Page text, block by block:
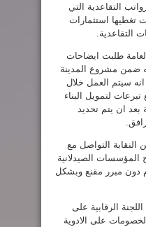
ان الرواتب التقاعدية التي
تغطيها استثمارات
التقاعدية.
طلبت ايضاحات
ضمن مشروع المدينة
انه سيتم العمل خلال
تبرعات لتمويل البناء
ان يتم تحديد
النقابة التواصل مع
الصيدلانية
دون مبرر مقنع وبشكل
الرقابية على
على الادوية